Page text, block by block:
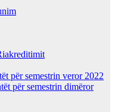
për semestrin veror 2022
për semestrin dimëror